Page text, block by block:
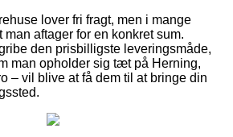
lover fri fragt, men i mange
aftager for en konkret sum.
den prisbilligste leveringsmåde,
man opholder sig tæt på Herning,
– vil blive at få dem til at bringe din